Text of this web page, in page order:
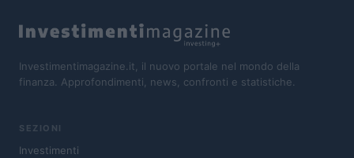
Investimentimagazine.it, il nuovo portale nel mondo della
finanza. Approfondimenti, news, confronti e statistiche.
SEZIONI
Investimenti